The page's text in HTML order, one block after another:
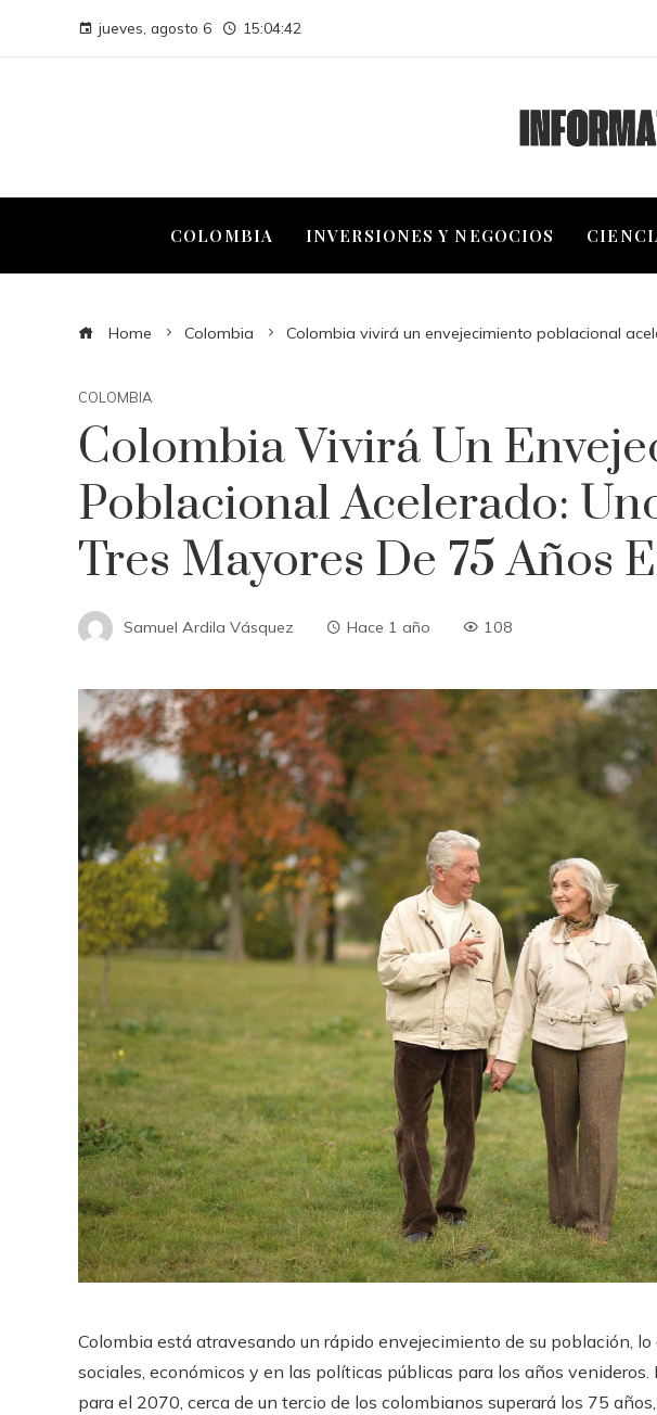
jueves, agosto 6 15:04:43
COLOMBIA INVERSIONES Y NEGOCIOS
Home Colombia Colombia vivirá un envejecimiento poblacional
COLOMBIA
Colombia Vivirá Un
Poblacional Acelerado:
Tres Mayores De 75 Años
Samuel Ardila Vásquez Hace 1 año 108
Colombia está atravesando un rápido envejecimiento de su población,
sociales, económicos y en las políticas públicas para los años
para el 2070, cerca de un tercio de los colombianos superará los 75